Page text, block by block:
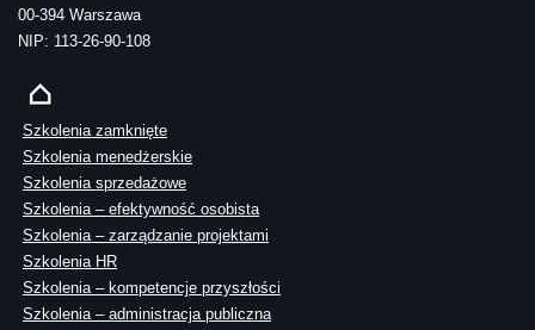
00-394 Warszawa
NIP: 113-26-90-108
Szkolenia zamknięte
Szkolenia menedżerskie
Szkolenia sprzedażowe
Szkolenia – efektywność osobista
Szkolenia – zarządzanie projektami
Szkolenia HR
Szkolenia – kompetencje przyszłości
Szkolenia – administracja publiczna